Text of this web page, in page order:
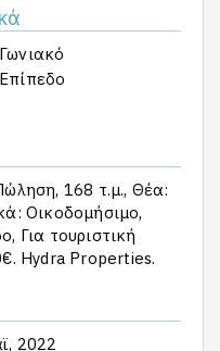
Γωνιακό
Επίπεδο
168 τ.μ., Θέα:
Οικοδομήσιμο,
Για τουριστική
Hydra Properties.
2022